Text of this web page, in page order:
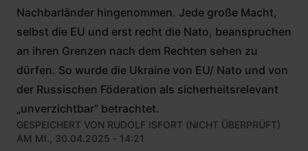
Nachbarländer hingenommen. Jede große Macht,
selbst die EU und erst recht die Nato, beanspruchen
an ihren Grenzen nach dem Rechten sehen zu
dürfen. So wurde die Ukraine von EU/ Nato und von
der Russischen Föderation als sicherheitsrelevant
„unverzichtbar“ betrachtet.
GESPEICHERT VON RUDOLF ISFORT (NICHT ÜBERPRÜFT)
AM MI., 30.04.2025 - 14:21